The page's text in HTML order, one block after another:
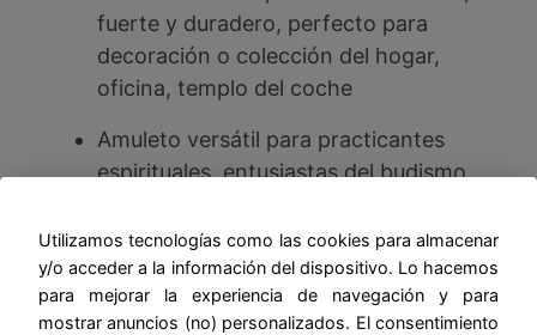
fuerte y duradero, perfecto para
decoración o colección del hogar,
oficina, templo del coche
Amuleto versátil para practicantes
espirituales, entusiastas del budismo
sabiduría y protección
Exquisita artesanía, hecho a mano en
Nepal, adecuado para el hogar, la
Utilizamos tecnologías como las cookies para almacenar
y/o acceder a la información del dispositivo. Lo hacemos
para mejorar la experiencia de navegación y para
mostrar anuncios (no) personalizados. El consentimiento